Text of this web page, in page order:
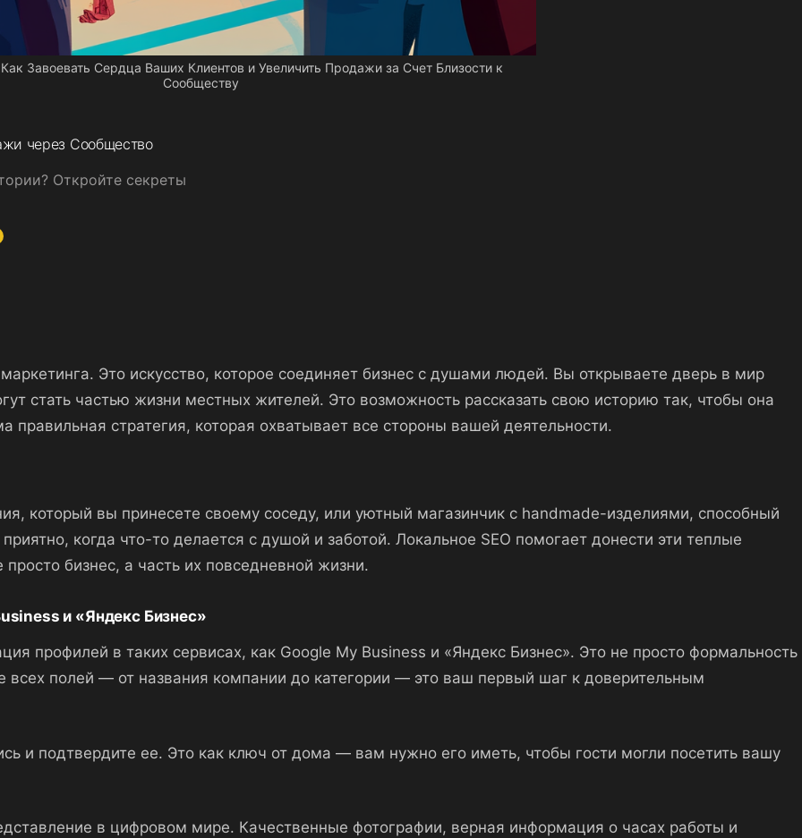
Завоевать Сердца Ваших Клиентов и Увеличить Продажи за Счет Близости к
Сообществу
через Сообщество
Откройте секреты
Это искусство, которое соединяет бизнес с душами людей. Вы открываете дверь в мир
стать частью жизни местных жителей. Это возможность рассказать свою историю так, чтобы она
стратегия, которая охватывает все стороны вашей деятельности.
который вы принесете своему соседу, или уютный магазинчик с handmade-изделиями, способный
когда что-то делается с душой и заботой. Локальное SEO помогает донести эти теплые
бизнес, а часть их повседневной жизни.
и «Яндекс Бизнес»
профилей в таких сервисах, как Google My Business и «Яндекс Бизнес». Это не просто формальность
полей — от названия компании до категории — это ваш первый шаг к доверительным
и подтвердите ее. Это как ключ от дома — вам нужно его иметь, чтобы гости могли посетить вашу
в цифровом мире. Качественные фотографии, верная информация о часах работы и